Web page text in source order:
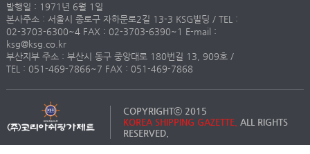
발행일 : 1971년 6월 1일
본사주소 : 서울시 종로구 자하문로2길 13-3 KSG빌딩 / TEL :
02-3703-6300~4 FAX : 02-3703-6390~1 E-mail :
ksg@ksg.co.kr
부산지부 주소 : 부산시 동구 중앙대로 180번길 13, 909호 /
TEL : 051-469-7866~7 FAX : 051-469-7868
COPYRIGHTⓒ 2015
KOREA SHIPPING GAZETTE. ALL RIGHTS
RESERVED.